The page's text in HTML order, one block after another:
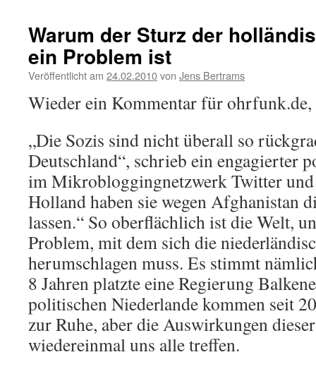
Warum der Sturz der
ein Problem ist
Veröffentlicht am 24.02.2010von Jens Bertrams
Wieder ein Kommentar für
„Die Sozis sind nicht überall so
Deutschland“, schrieb ein engagierter
im Mikrobloggingnetzwerk Twitter
Holland haben sie wegen Afghanistan
lassen.“ So oberflächlich ist die Welt,
Problem, mit dem sich die
herumschlagen muss. Es stimmt
8 Jahren platzte eine Regierung
politischen Niederlande kommen seit
zur Ruhe, aber die Auswirkungen
wiedereinmal uns alle treffen.